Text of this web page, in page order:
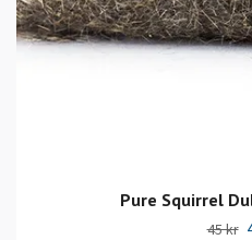
Pure Squirrel
45 kr